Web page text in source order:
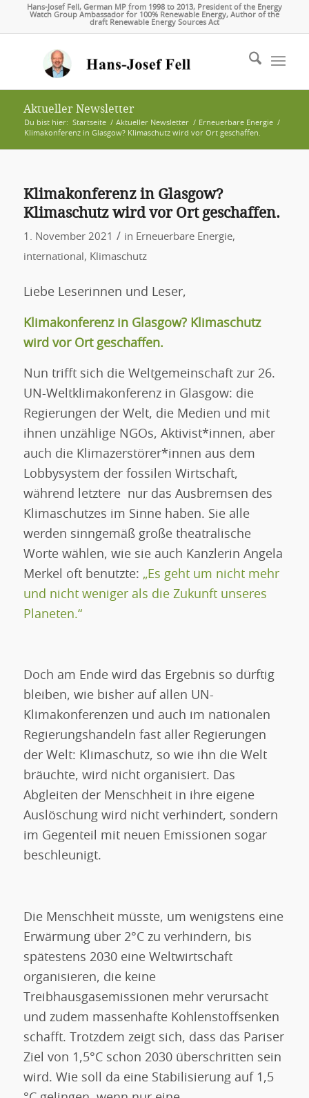
Hans-Josef Fell, German MP from 1998 to 2013, President of the Energy
Watch Group Ambassador for 100% Renewable Energy, Author of the
draft Renewable Energy Sources Act
Aktueller Newsletter
Du bist hier: Startseite / Aktueller Newsletter / Erneuerbare Energie /
Klimakonferenz in Glasgow? Klimaschutz wird vor Ort geschaffen.
Klimakonferenz in Glasgow?
Klimaschutz wird vor Ort geschaffen.
1. November 2021 / in Erneuerbare Energie,
international , Klimaschutz
Liebe Leserinnen und Leser,
Klimakonferenz in Glasgow? Klimaschutz
wird vor Ort geschaffen.
Nun trifft sich die Weltgemeinschaft zur 26.
UN-Weltklimakonferenz in Glasgow: die
Regierungen der Welt, die Medien und mit
ihnen unzählige NGOs, Aktivist*innen, aber
auch die Klimazerstörer*innen aus dem
Lobbysystem der fossilen Wirtschaft,
während letztere nur das Ausbremsen des
Klimaschutzes im Sinne haben. Sie alle
werden sinngemäß große theatralische
Worte wählen, wie sie auch Kanzlerin Angela
Merkel oft benutzte: „Es geht um nicht mehr
und nicht weniger als die Zukunft unseres
Planeten.“
Doch am Ende wird das Ergebnis so dürftig
bleiben, wie bisher auf allen UN-
Klimakonferenzen und auch im nationalen
Regierungshandeln fast aller Regierungen
der Welt: Klimaschutz, so wie ihn die Welt
bräuchte, wird nicht organisiert. Das
Abgleiten der Menschheit in ihre eigene
Auslöschung wird nicht verhindert, sondern
im Gegenteil mit neuen Emissionen sogar
beschleunigt.
Die Menschheit müsste, um wenigstens eine
Erwärmung über 2°C zu verhindern, bis
spätestens 2030 eine Weltwirtschaft
organisieren, die keine
Treibhausgasemissionen mehr verursacht
und zudem massenhafte Kohlenstoffsenken
schafft. Trotzdem zeigt sich, dass das Pariser
Ziel von 1,5°C schon 2030 überschritten sein
wird. Wie soll da eine Stabilisierung auf 1,5